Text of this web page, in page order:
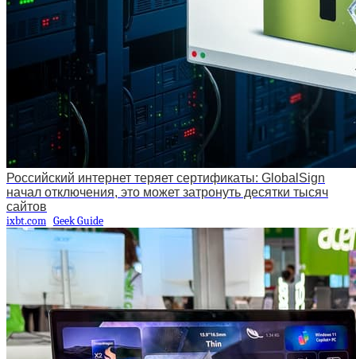
Российский интернет теряет сертификаты: GlobalSign
начал отключения, это может затронуть десятки тысяч
сайтов
ixbt.com Geek Guide